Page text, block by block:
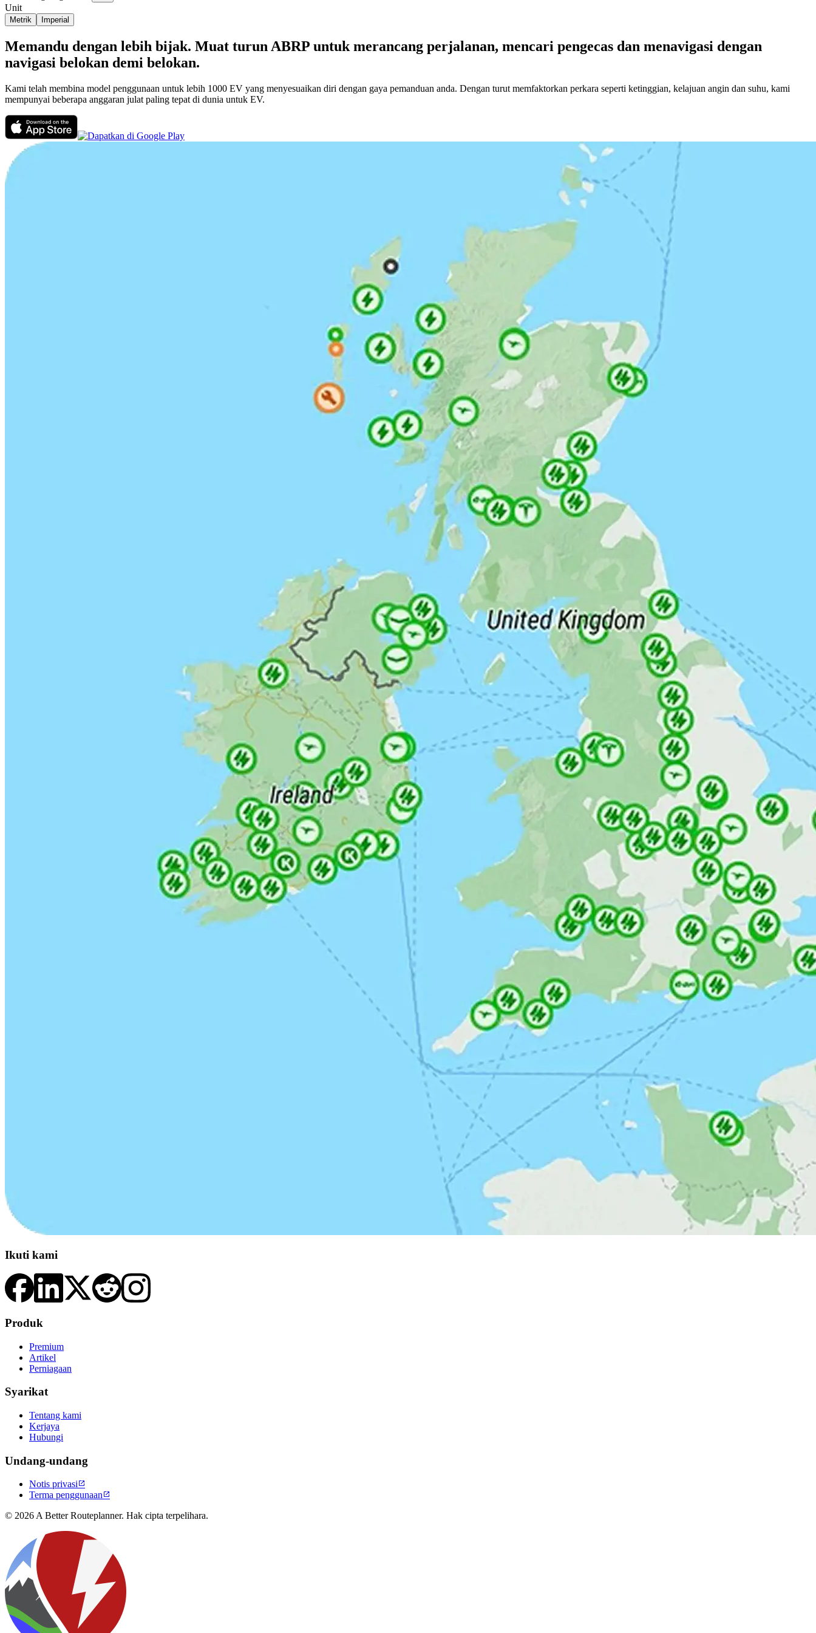
Unit
Metrik Imperial
Memandu dengan lebih bijak. Muat turun ABRP untuk merancang perjalanan, mencari pengecas dan menavigasi dengan
navigasi belokan demi belokan.
Kami telah membina model penggunaan untuk lebih 1000 EV yang menyesuaikan diri dengan gaya pemanduan anda. Dengan turut memfaktorkan perkara seperti ketinggian, kelajuan angin dan suhu, kami
mempunyai beberapa anggaran julat paling tepat di dunia untuk EV.
Ikuti kami
Produk
Premium
Artikel
Perniagaan
Syarikat
Tentang kami
Kerjaya
Hubungi
Undang-undang
Notis privasi
Terma penggunaan
© 2026 A Better Routeplanner. Hak cipta terpelihara.